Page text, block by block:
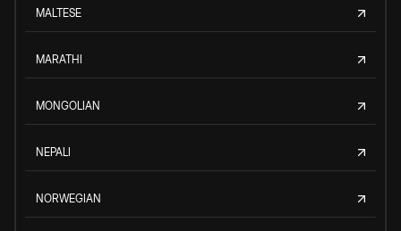
MALTESE
MARATHI
MONGOLIAN
NEPALI
NORWEGIAN